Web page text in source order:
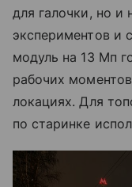
для галочки, но и
экспериментов и
модуль на 13 Мп
рабочих
локациях. Для
по старинке